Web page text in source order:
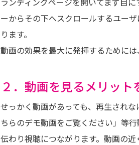
ーからその下へスクロールするユー
ります。
動画の効果を最大に発揮するために
２．動画を見るメリット
せっかく動画があっても、再生され
ちらのデモ動画をご覧ください」等
伝わり視聴につながります。動画の